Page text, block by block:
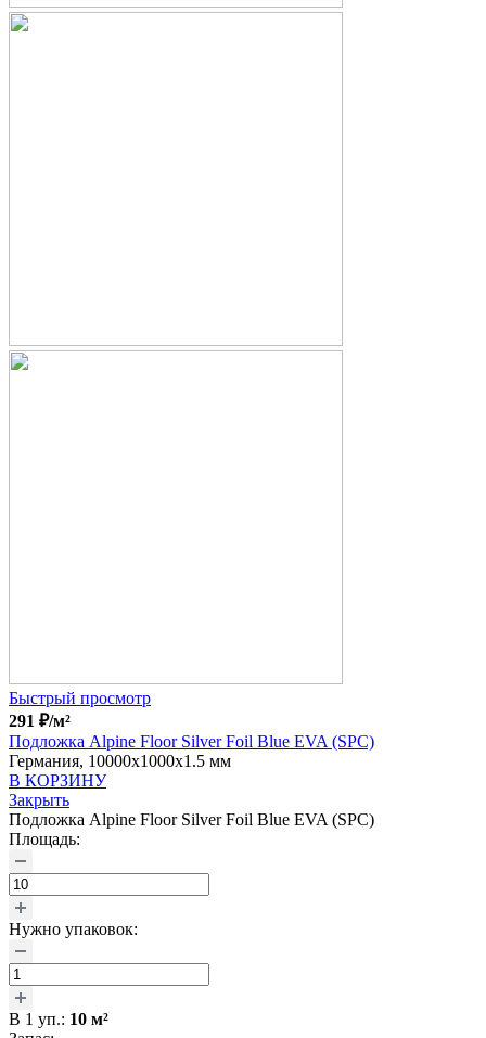
Быстрый просмотр
291 ₽/м²
Подложка Alpine Floor Silver Foil Blue EVA (SPC)
Германия, 10000x1000x1.5 мм
В КОРЗИНУ
Закрыть
Подложка Alpine Floor Silver Foil Blue EVA (SPC)
Площадь:
Нужно упаковок:
В 1 уп.: 10 м²